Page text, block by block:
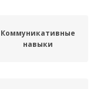
Коммуникативные
навыки